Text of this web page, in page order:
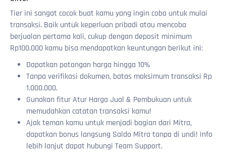
Cara pembayaran via Kartu Kredit
Ketidaktersediaan Metode Pembayaran Pada Kategori
& Brand Produk Tertentu
apakah perlu mengaktifkan ulang?
Apa yang terjadi jika saya belum mengaktifkan PIN?
Apakah saya akan diminta OTP setiap kali login?
Saya tidak menerima OTP, berapa kali saya bisa
meminta kirim ulang?
Berapa lama kode OTP berlaku?
Kenapa saya diminta verifikasi OTP saat login?
Dashboard Utama
Profil Saya
Riwayat Harga
Atur Harga Jual
Integrasi API
Integrasi OtomaX
Mulai Berjualan
Referral
Tentang Play
Apa itu Play?
Syarat dan Ketentuan Play
Mekanisme Bermain Lucky Spin
Apa itu Point?
Cara Menggunakan Point
Pesanan Dibatalkan, Apakah Point Dikembalikan?
Cara Bermain Lucky Spin
Login Lucky Spin
Topup Lucky Spin
Cara Klaim Hadiah
Hadiah dari Lucky Spin
Hadiah dari Quest & Badges
Hadiah dari Naik Level
Tentang Profil Play
Tentang XP
Tentang Level
Tentang Rank
Tentang Avatar
Tentang Banner
Tentang Frames
Mengganti Avatar, Banner dan Frame
Cara Mengganti Avatar
Cara Mengganti Banner
Cara Mengganti Frame
Tentang Leaderboard
Seputar Token
Tentang Token
Refund Land & Home Ransverse
Staking $VCG Token
Seputar Avatar
Fitur Cuan
Halaman Cuan & Quest
Tukar Point
Fitur Program Affiliate VCGamers
Syarat & Ketentuan Program Affiliate VCGamers
Tentang Program Affiliate VCGamers
Tentang Dashboard Affiliate
Tentang Link Affiliate
Tentang Komisi
Layanan Lainnya
Tier ini sangat cocok buat kamu yang ingin coba untuk mulai
transaksi. Baik untuk keperluan pribadi atau mencoba
berjualan pertama kali, cukup dengan deposit minimum
Rp100.000 kamu bisa mendapatkan keuntungan berikut ini:
Dapatkan potongan harga hingga 10%
Tanpa verifikasi dokumen, batas maksimum transaksi Rp
1.000.000.
Gunakan fitur Atur Harga Jual & Pembukuan untuk
memudahkan catatan transaksi kamu!
Ajak teman kamu untuk menjadi bagian dari Mitra,
dapatkan bonus langsung Saldo Mitra tanpa di undi! Info
lebih lanjut dapat hubungi Team Support.